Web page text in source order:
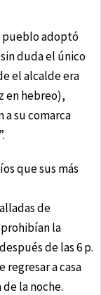
pueblo adoptó
duda el único
el alcalde era
en hebreo),
su comarca
que sus más
de
la
de las 6 p.
regresar a casa
la noche.